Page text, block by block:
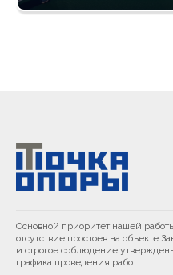
Основной приоритет нашей
отсутствие простоев на объекте
и строгое соблюдение
графика проведения работ.